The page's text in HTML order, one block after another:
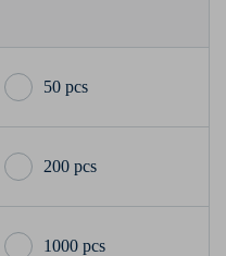
50 pcs
200 pcs
1000 pcs